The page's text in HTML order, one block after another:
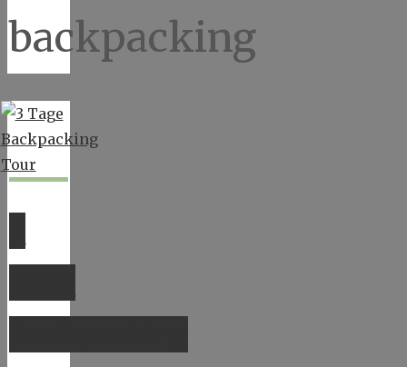
backpacking